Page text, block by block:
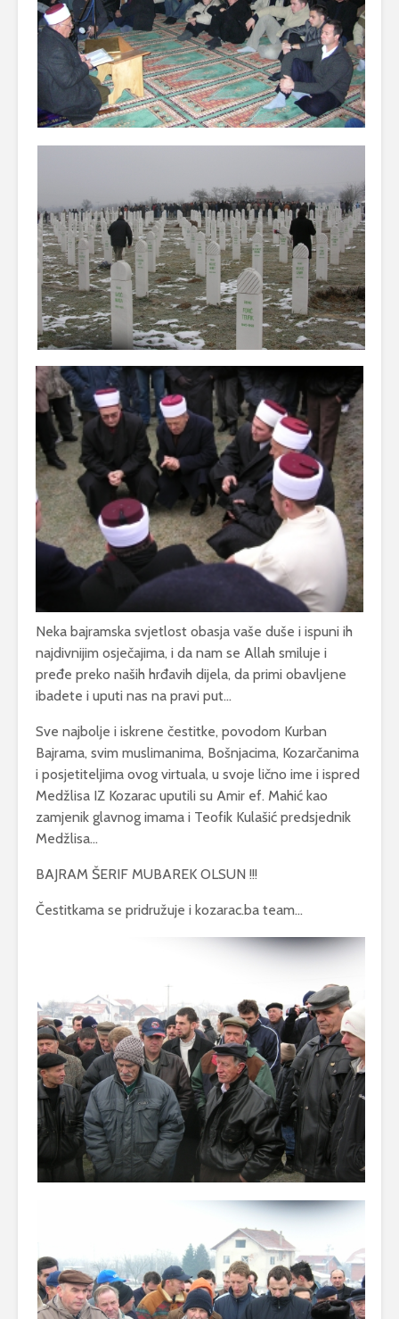
Neka bajramska svjetlost obasja vaše duše i ispuni ih
najdivnijim osječajima, i da nam se Allah smiluje i
pređe preko naših hrđavih dijela, da primi obavljene
ibadete i uputi nas na pravi put…
Sve najbolje i iskrene čestitke, povodom Kurban
Bajrama, svim muslimanima, Bošnjacima, Kozarčanima
i posjetiteljima ovog virtuala, u svoje lično ime i ispred
Medžlisa IZ Kozarac uputili su Amir ef. Mahić kao
zamjenik glavnog imama i Teofik Kulašić predsjednik
Medžlisa…
BAJRAM ŠERIF MUBAREK OLSUN !!!
Čestitkama se pridružuje i kozarac.ba team…